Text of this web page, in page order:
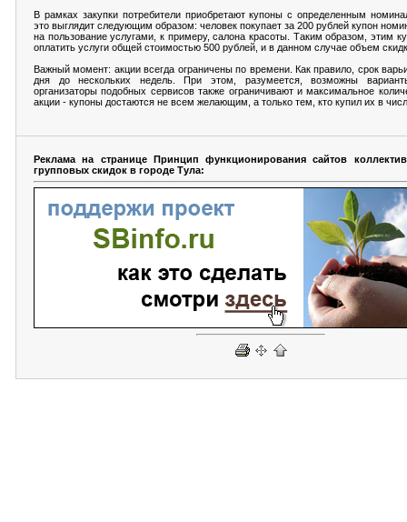
В рамках закупки потребители приобретают купоны с определенным
это выглядит следующим образом: человек покупает за 200 рублей купон
на пользование услугами, к примеру, салона красоты. Таким образом, этим
оплатить услуги общей стоимостью 500 рублей, и в данном случае объем
Важный момент: акции всегда ограничены по времени. Как правило, срок
дня до нескольких недель. При этом, разумеется, возможны
организаторы подобных сервисов также ограничивают и максимальное
акции - купоны достаются не всем желающим, а только тем, кто купил их в
Реклама на странице Принцип функционирования сайтов
групповых скидок в городе Тула: